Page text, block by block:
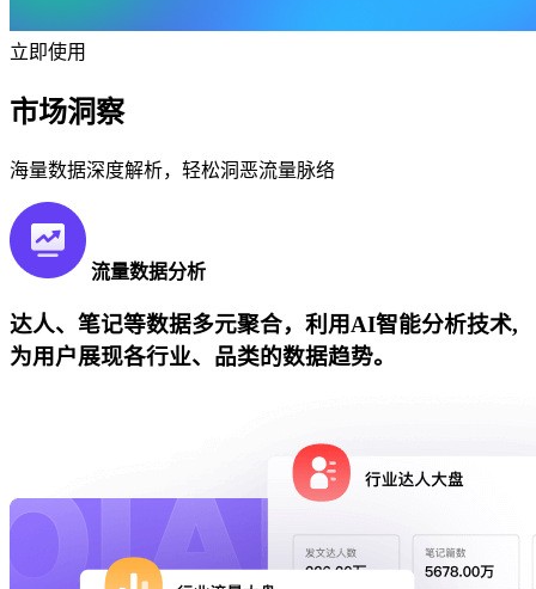
立即使用
市场洞察
海量数据深度解析，轻松洞恶流量脉络
流量数据分析
达人、笔记等数据多元聚合，利用AI智能分析技术,
为用户展现各行业、品类的数据趋势。